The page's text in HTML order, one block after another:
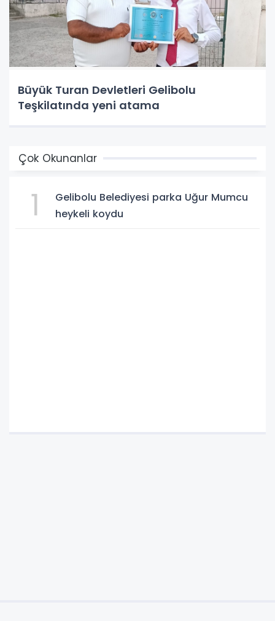
Büyük Turan Devletleri Gelibolu
Teşkilatında yeni atama
Çok Okunanlar
1
Gelibolu Belediyesi parka Uğur Mumcu
heykeli koydu